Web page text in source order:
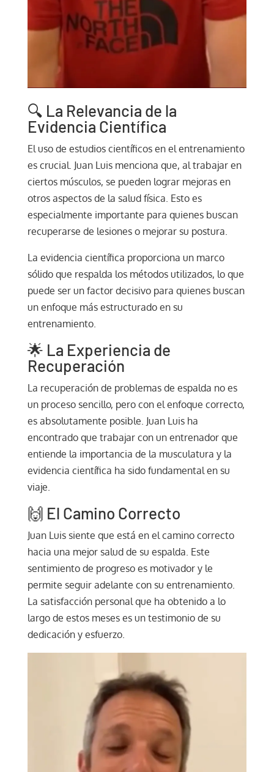
🔍 La Relevancia de la
Evidencia Científica
El uso de estudios científicos en el entrenamiento
es crucial. Juan Luis menciona que, al trabajar en
ciertos músculos, se pueden lograr mejoras en
otros aspectos de la salud física. Esto es
especialmente importante para quienes buscan
recuperarse de lesiones o mejorar su postura.
La evidencia científica proporciona un marco
sólido que respalda los métodos utilizados, lo que
puede ser un factor decisivo para quienes buscan
un enfoque más estructurado en su
entrenamiento.
🌟 La Experiencia de
Recuperación
La recuperación de problemas de espalda no es
un proceso sencillo, pero con el enfoque correcto,
es absolutamente posible. Juan Luis ha
encontrado que trabajar con un entrenador que
entiende la importancia de la musculatura y la
evidencia científica ha sido fundamental en su
viaje.
🙌 El Camino Correcto
Juan Luis siente que está en el camino correcto
hacia una mejor salud de su espalda. Este
sentimiento de progreso es motivador y le
permite seguir adelante con su entrenamiento.
La satisfacción personal que ha obtenido a lo
largo de estos meses es un testimonio de su
dedicación y esfuerzo.